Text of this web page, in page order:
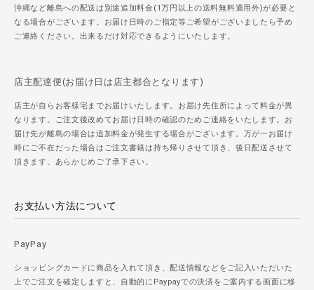
沖縄など離島への配送は別途追加料金(1万円以上の送料無料適用外)が必要と
なる場合がございます。お届け日時のご指定等ご希望がございましたら予め
ご連絡ください。出来るだけ対応できるようにいたします。
店主配達便(お届け日は店主都合となります)
店主が自らお客様宅までお届けいたします。お届け先住所によって料金が異
なります。ご注文後改めてお届け日時の確認のためご連絡をいたします。お
届け先が離島の場合は追加料金が発生する場合がございます。万が一お届け
時にご不在だった場合はご注文書籍は持ち帰りさせて頂き、後日配送させて
頂きます。あらかじめご了承下さい。
お支払い方法について
PayPay
ショッピングカードに商品を入れて頂き、配送情報などをご記入いただいた
上でご注文を確定しますと、自動的にPaypayでの決済をご案内する画面に移